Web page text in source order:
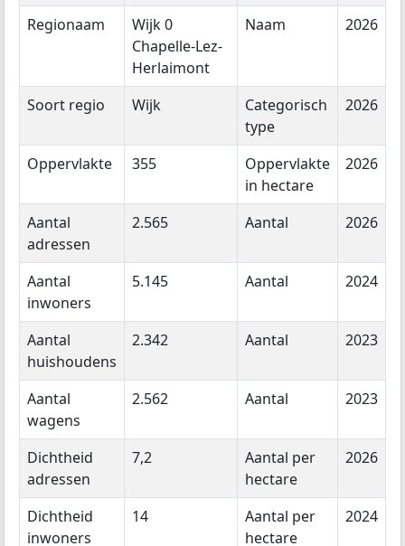
Regionaam
Wijk 0
Chapelle-Lez-
Herlaimont
Naam 2026
Soort regio Wijk
Categorisch
type
2026
Oppervlakte 355
Oppervlakte
in hectare
2026
Aantal
adressen
2.565 Aantal 2026
Aantal
inwoners
5.145 Aantal 2024
Aantal
huishoudens
2.342 Aantal 2023
Aantal
wagens
2.562 Aantal 2023
Dichtheid
adressen
7,2
Aantal per
hectare
2026
Dichtheid
inwoners
14
Aantal per
hectare
2024